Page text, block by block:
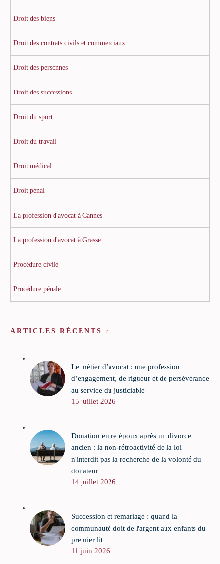
Droit des biens
Droit des contrats civils et commerciaux
Droit des personnes
Droit des successions
Droit du sport
Droit du travail
Droit médical
Droit pénal
La profession d'avocat à Cannes
La profession d'avocat à Grasse
Procédure civile
Procédure pénale
ARTICLES RÉCENTS
Le métier d’avocat : une profession
d’engagement, de rigueur et de persévérance
au service du justiciable
15 juillet 2026
Donation entre époux après un divorce
ancien : la non-rétroactivité de la loi
n'interdit pas la recherche de la volonté du
donateur
14 juillet 2026
Succession et remariage : quand la
communauté doit de l'argent aux enfants du
premier lit
11 juin 2026